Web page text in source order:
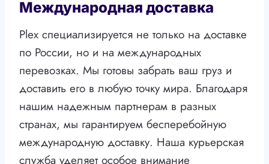
Международная доставка
Plex специализируется не только на доставке
по России, но и на международных
перевозках. Мы готовы забрать ваш груз и
доставить его в любую точку мира. Благодаря
нашим надежным партнерам в разных
странах, мы гарантируем бесперебойную
международную доставку. Наша курьерская
служба уделяет особое внимание